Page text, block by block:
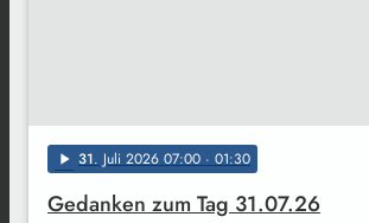
play_arrow 31. Juli 2026 07:00 · 01:30
Gedanken zum Tag 31.07.26